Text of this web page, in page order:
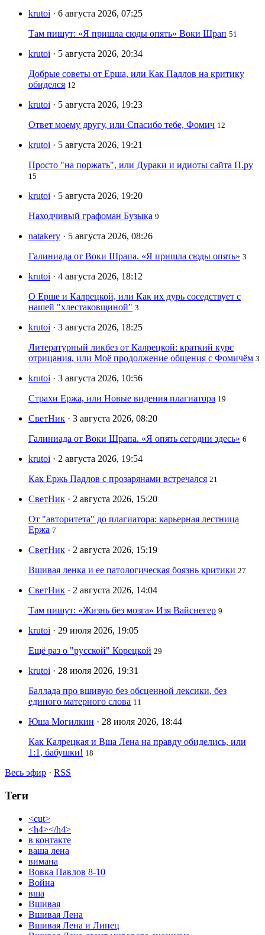
krutoi · 6 августа 2026, 07:25
Там пишут: «Я пришла сюды опять» Воки Шрап 51
krutoi · 5 августа 2026, 20:34
Добрые советы от Ерша, или Как Падлов на критику
обиделся 12
krutoi · 5 августа 2026, 19:23
Ответ моему другу, или Спасибо тебе, Фомич 12
krutoi · 5 августа 2026, 19:21
Просто "на поржать", или Дураки и идиоты сайта П.ру
15
krutoi · 5 августа 2026, 19:20
Находчивый графоман Бузыка 9
natakery · 5 августа 2026, 08:26
Галиниада от Воки Шрапа. «Я пришла сюды опять» 3
krutoi · 4 августа 2026, 18:12
О Ерше и Калрецкой, или Как их дурь соседствует с
нашей "хлестаковщиной" 3
krutoi · 3 августа 2026, 18:25
Литературный ликбез от Калрецкой: краткий курс
отрицания, или Моё продолжение общения с Фомичём 3
krutoi · 3 августа 2026, 10:56
Страхи Ержа, или Новые видения плагиатора 19
СветНик · 3 августа 2026, 08:20
Галиниада от Воки Шрапа. «Я опять сегодни здесь» 6
krutoi · 2 августа 2026, 19:54
Как Ержь Падлов с прозарянами встречался 21
СветНик · 2 августа 2026, 15:20
От "авторитета" до плагиатора: карьерная лестница
Ержа 7
СветНик · 2 августа 2026, 15:19
Вшивая ленка и ее патологическая боязнь критики 27
СветНик · 2 августа 2026, 14:04
Там пишут: «Жизнь без мозга» Изя Вайснегер 9
krutoi · 29 июля 2026, 19:05
Ещё раз о "русской" Корецкой 29
krutoi · 28 июля 2026, 19:31
Баллада про вшивую без обсценной лексики, без
единого матерного слова 11
Юша Могилкин · 28 июля 2026, 18:44
Как Калрецкая и Вша Лена на правду обиделись, или
1:1, бабушки! 18
Весь эфир · RSS
Теги
<cut>
<h4></h4>
в контакте
ваша лена
вимана
Вовка Павлов 8-10
Война
вша
Вшивая
Вшивая Лена
Вшивая Лена и Липец